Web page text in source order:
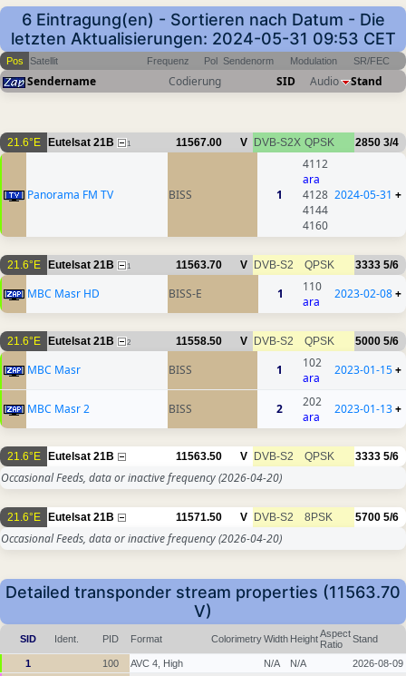
6 Eintragung(en) - Sortieren nach Datum - Die
letzten Aktualisierungen: 2024-05-31 09:53 CET
Pos Satellit Frequenz Pol Sendenorm Modulation SR/FEC
Sendername Codierung SID Audio Stand
21.6°E Eutelsat 21B 1 11567.00 V DVB-S2X QPSK 2850 3/4
Panorama FM TV BISS 1
4112
ara
4128
4144
4160
2024-05-31 +
21.6°E Eutelsat 21B 1 11563.70 V DVB-S2 QPSK 3333 5/6
MBC Masr HD BISS-E 1
110
ara
2023-02-08+
21.6°E Eutelsat 21B 2 11558.50 V DVB-S2 QPSK 5000 5/6
MBC Masr BISS 1
102
ara
2023-01-15+
MBC Masr 2 BISS 2
202
ara
2023-01-13+
21.6°E Eutelsat 21B 11563.50 V DVB-S2 QPSK 3333 5/6
Occasional Feeds, data or inactive frequency(2026-04-20)
21.6°E Eutelsat 21B 11571.50 V DVB-S2 8PSK 5700 5/6
Occasional Feeds, data or inactive frequency(2026-04-20)
Detailed transponder stream properties (11563.70
V)
SID Ident. PID Format ColorimetryWidth HeightAspect
Ratio
Stand
1 100 AVC 4, High N/A N/A 2026-08-09